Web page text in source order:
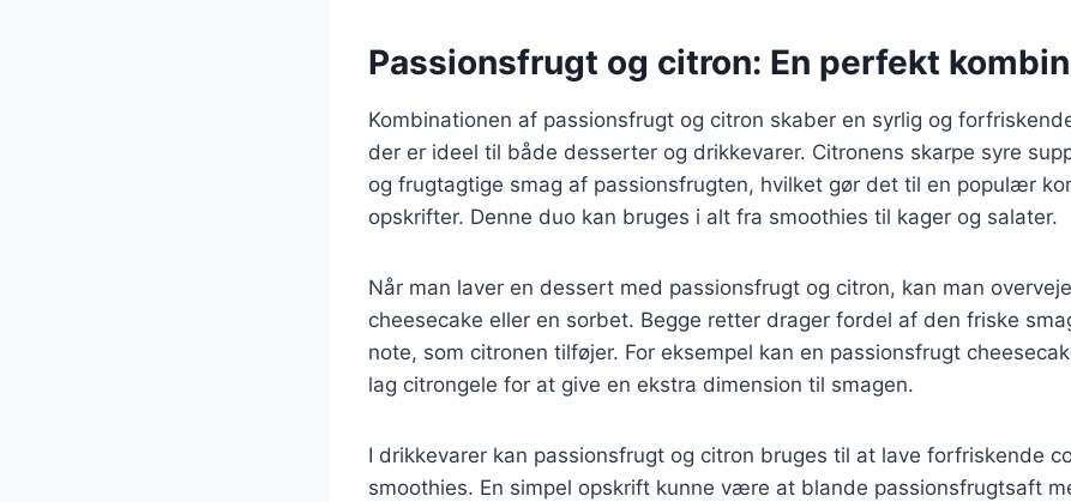
Passionsfrugt og citron: En perfekt
Kombinationen af passionsfrugt og citron skaber en syrlig og
der er ideel til både desserter og drikkevarer. Citronens skarpe syre
og frugtagtige smag af passionsfrugten, hvilket gør det til en populær
opskrifter. Denne duo kan bruges i alt fra smoothies til kager og salater.
Når man laver en dessert med passionsfrugt og citron, kan man
cheesecake eller en sorbet. Begge retter drager fordel af den friske
note, som citronen tilføjer. For eksempel kan en passionsfrugt
lag citrongele for at give en ekstra dimension til smagen.
I drikkevarer kan passionsfrugt og citron bruges til at lave forfriskende
smoothies. En simpel opskrift kunne være at blande passionsfrugtsaft